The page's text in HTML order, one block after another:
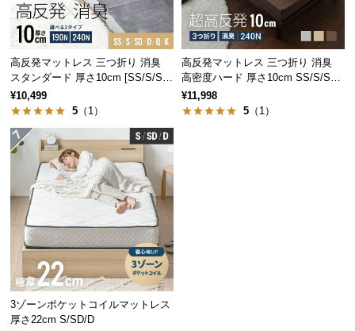
に
つ
い
て
保
に
い
て
会
員
規
約
に
つ
寝心地はふんわりとやさしいながらも、沈み込みす
ぎない絶妙なバランスを実現させています。
高密度なポケットコイル
高反発マットレス 三つ折り 消臭
スタンダード 厚さ10cm [SS/S/SD/
D/Q/K]
¥10,499
5 （1）
高反発マットレス 三つ折り 消臭
高密度ハード 厚さ10cm SS/S/SD/
D/Q/K
¥11,998
5 （1）
3ゾーンポケットコイルマットレス
厚さ22cm S/SD/D